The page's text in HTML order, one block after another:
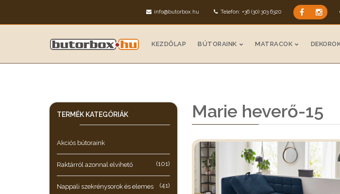
info@butorbox.hu Telefon: +36 (30) 303 6320
KEZDŐLAP BÚTORAINK MATRACOK
Marie heverő-15
TERMÉK KATEGÓRIÁK
Akciós bútoraink
Raktárról azonnal elvihető (101)
Nappali szekrénysorok és elemes
(41)